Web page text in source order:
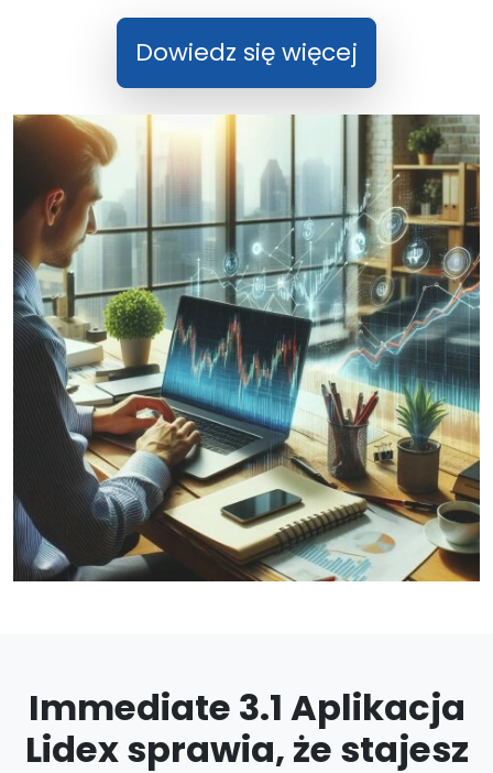
Dowiedz się więcej
Immediate 3.1 Aplikacja
Lidex sprawia, że stajesz